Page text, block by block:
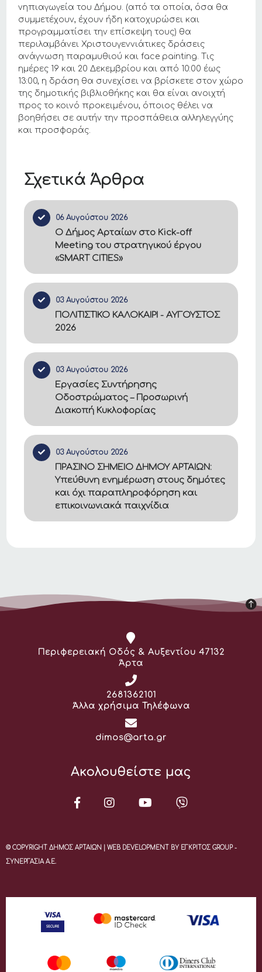
Σχετικά Άρθρα
06 Αυγούστου 2026
Ο Δήμος Αρταίων στο Kick-off
Meeting του στρατηγικού έργου
«SMART CITIES»
03 Αυγούστου 2026
ΠΟΛΙΤΙΣΤΙΚΟ ΚΑΛΟΚΑΙΡΙ - ΑΥΓΟΥΣΤΟΣ
2026
03 Αυγούστου 2026
Εργασίες Συντήρησης
Οδοστρώματος – Προσωρινή
Διακοπή Κυκλοφορίας
03 Αυγούστου 2026
ΠΡΑΣΙΝΟ ΣΗΜΕΙΟ ΔΗΜΟΥ ΑΡΤΑΙΩΝ:
Υπεύθυνη ενημέρωση στους δημότες
και όχι παραπληροφόρηση και
επικοινωνιακά παιχνίδια
νηπιαγωγεία του Δήμου. (από τα οποία, όσα θα
συμμετέχουν, έχουν ήδη κατοχυρώσει και
προγραμματίσει την επίσκεψη τους) θα
περιλαμβάνει Χριστουγεννιάτικες δράσεις
ανάγνωση παραμυθιού και face painting. Τις
ημέρες 19 και 20 Δεκεμβρίου και από 10:00 έως
13:00, η δράση θα συνεχίσει να βρίσκετε στον χώρο
της δημοτικής βιβλιοθήκης και θα είναι ανοιχτή
προς το κοινό προκειμένου, όποιος θέλει να
βοηθήσει σε αυτήν την προσπάθεια αλληλεγγύης
και προσφοράς.
Διεύθυνση:
Περιφερειακή Οδός & Αυξεντίου 47132
Άρτα
Τηλέφωνο:
2681362101
Άλλα χρήσιμα Τηλέφωνα
Email:
dimos@arta.gr
Ακολουθείστε μας
© COPYRIGHT ΔΗΜΟΣ ΑΡΤΑΙΩΝ | WEB DEVELOPMENT BY ΕΓΚΡΙΤΟΣ GROUP -
ΣΥΝΕΡΓΑΣΙΑ Α.Ε.